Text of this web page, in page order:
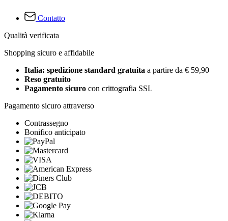
Contatto
Qualità verificata
Shopping sicuro e affidabile
Italia: spedizione standard gratuita a partire da € 59,90
Reso gratuito
Pagamento sicuro con crittografia SSL
Pagamento sicuro attraverso
Contrassegno
Bonifico anticipato